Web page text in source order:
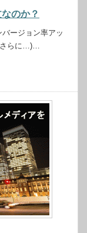
のか？
ージョン率アッ
さらに…)…